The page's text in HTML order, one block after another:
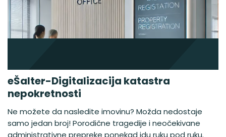
eŠalter-Digitalizacija katastra
nepokretnosti
Ne možete da nasledite imovinu? Možda nedostaje
samo jedan broj! Porodične tragedije i neočekivane
administrativne prepreke ponekad idu ruku pod ruku.